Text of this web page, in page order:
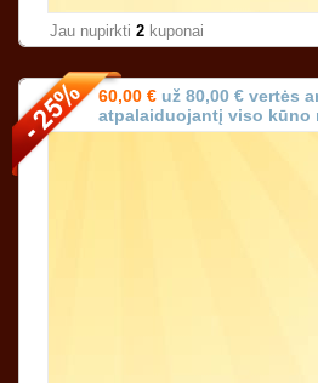
Jau nupirkti 2 kuponai
60,00 € už 80,00 € vertės
atpalaiduojantį viso kūno
prancūzišku aliejumi